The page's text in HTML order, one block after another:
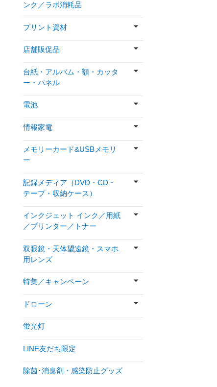
ンク／ラボ消耗品
プリント資材
店舗販促品
台紙・アルバム・額・カッタ
ー・パネル
電池
情報家電
メモリーカード&USBメモリ
ー
記録メディア（DVD・CD・
テープ・収納ケース）
インクジェット インク／用紙
／プリンター／トナー
双眼鏡・天体望遠鏡・スマホ
用レンズ
特集／キャンペーン
ドローン
蛍光灯
LINE友だち限定
除菌･消臭剤・感染防止グッズ